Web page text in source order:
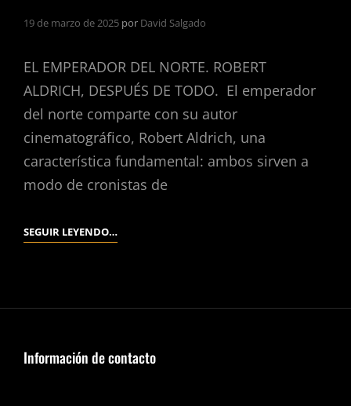
19 de marzo de 2025 por David Salgado
EL EMPERADOR DEL NORTE. ROBERT
ALDRICH, DESPUÉS DE TODO. El emperador
del norte comparte con su autor
cinematográfico, Robert Aldrich, una
característica fundamental: ambos sirven a
modo de cronistas de
SEGUIR LEYENDO…EL
(ROBERT
1973).
Información de contacto